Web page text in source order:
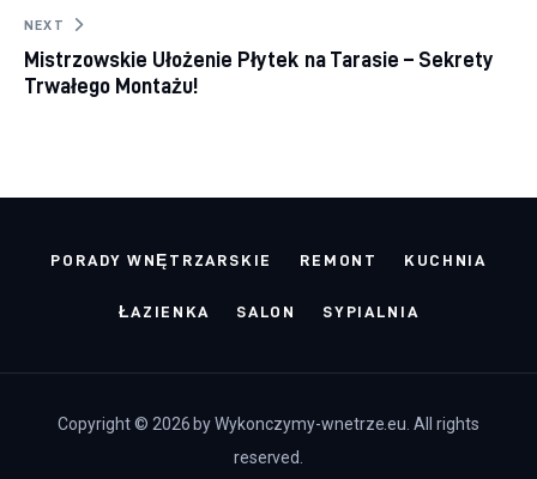
NEXT
Mistrzowskie Ułożenie Płytek na Tarasie – Sekrety
Trwałego Montażu!
PORADY WNĘTRZARSKIE REMONT KUCHNIA
ŁAZIENKA SALON SYPIALNIA
Copyright © 2026 by Wykonczymy-wnetrze.eu. All rights
reserved.